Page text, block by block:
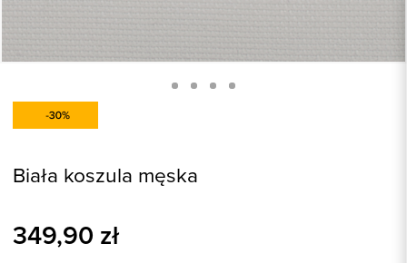
Biała koszula męska
349,90 zł